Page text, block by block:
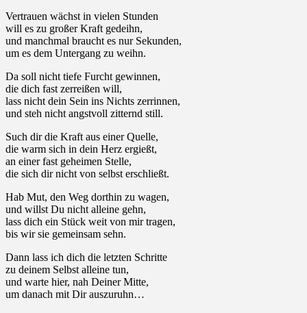
Vertrauen wächst in vielen Stunden
will es zu großer Kraft gedeihn,
und manchmal braucht es nur Sekunden,
um es dem Untergang zu weihn.
Da soll nicht tiefe Furcht gewinnen,
die dich fast zerreißen will,
lass nicht dein Sein ins Nichts zerrinnen,
und steh nicht angstvoll zitternd still.
Such dir die Kraft aus einer Quelle,
die warm sich in dein Herz ergießt,
an einer fast geheimen Stelle,
die sich dir nicht von selbst erschließt.
Hab Mut, den Weg dorthin zu wagen,
und willst Du nicht alleine gehn,
lass dich ein Stück weit von mir tragen,
bis wir sie gemeinsam sehn.
Dann lass ich dich die letzten Schritte
zu deinem Selbst alleine tun,
und warte hier, nah Deiner Mitte,
um danach mit Dir auszuruhn…